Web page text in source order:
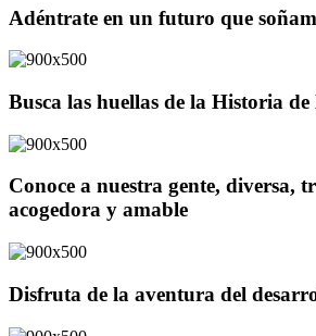
Adéntrate en un futuro que
Busca las huellas de la Historia de
Conoce a nuestra gente, diversa,
acogedora y amable
Disfruta de la aventura del